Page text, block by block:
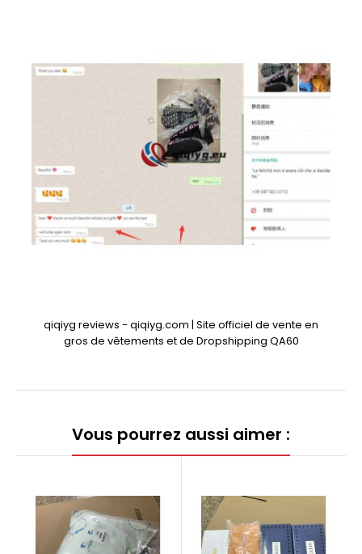
qiqiyg reviews - qiqiyg.com | Site officiel de vente en
gros de vêtements et de Dropshipping QA60
Vous pourrez aussi aimer :